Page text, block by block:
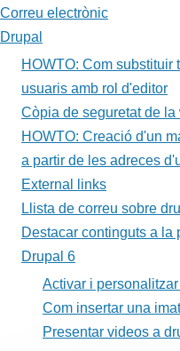
amb
el
mòdul
lightbox
Correu electrònic
Drupal
HOWTO: Com substituir
usuaris amb rol d'editor
Còpia de seguretat de la
HOWTO: Creació d'un
a partir de les adreces
External links
Llista de correu sobre
Destacar continguts a la
Drupal 6
Activar i
Com insertar una
Presentar videos a